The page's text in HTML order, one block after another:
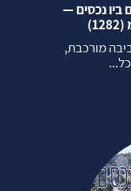
ביו נכסים —
מורכבת,